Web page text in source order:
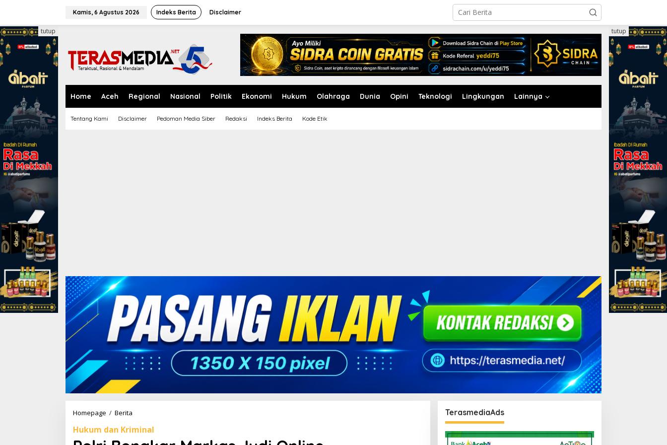
a
t
i
k
e
Kamis, 6 Agustus 2026 Indeks Berita Disclaimer
Home Aceh Regional Nasional Politik Ekonomi Hukum Olahraga Dunia Opini Teknologi Lingkungan Lainnya
Tentang Kami Disclaimer Pedoman Media Siber Redaksi Indeks Berita Kode Etik
tutup tutup
Homepage / Berita
l
Hukum dan Kriminal
TerasmediaAds